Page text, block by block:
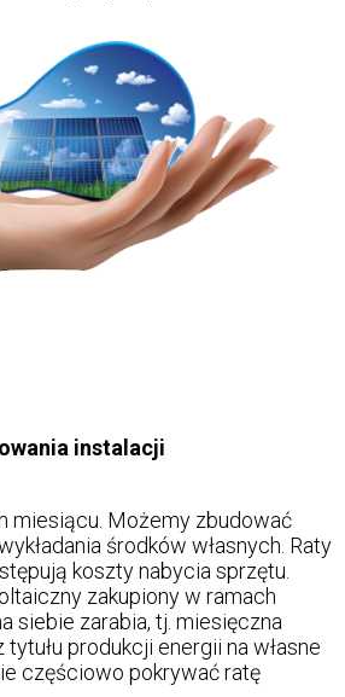
instalacji
miesiącu. Możemy zbudować
środków własnych. Raty
koszty nabycia sprzętu.
zakupiony w ramach
siebie zarabia, tj. miesięczna
produkcji energii na własne
częściowo pokrywać ratę